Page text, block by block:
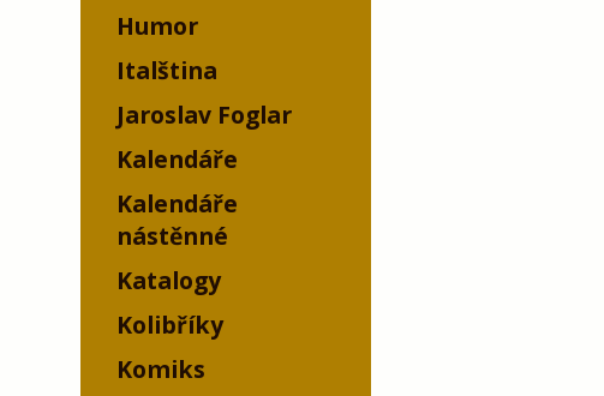
Humor
Italština
Jaroslav Foglar
Kalendáře
Kalendáře
nástěnné
Katalogy
Kolibříky
Komiks